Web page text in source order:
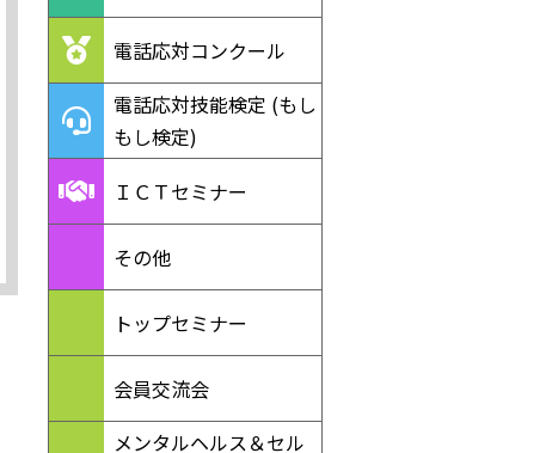
電話応対コンクール
電話応対技能検定 (もし
もし検定)
ＩＣＴセミナー
その他
トップセミナー
会員交流会
メンタルヘルス＆セル